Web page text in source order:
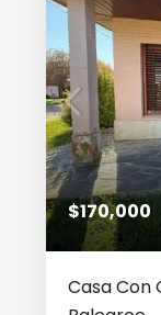
$170,000
Casa Con